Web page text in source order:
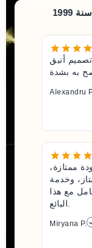
أنيق
Alexandru
ممتازة،
وخدمة
مع هذا
Miryana P.